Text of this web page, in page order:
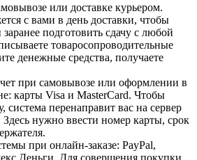
или доставке курьером.
с вами в день доставки, чтобы
подготовить сдачу с любой
товаросопроводительные
денежные средства, получаете
при самовывозе или оформлении в
карты Visa и MasterCard. Чтобы
система перенаправит вас на сервер
нужно ввести номер карты, срок
при онлайн-заказе: PayPal,
Для совершения покупки